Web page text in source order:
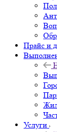
Прайс и
Услуги